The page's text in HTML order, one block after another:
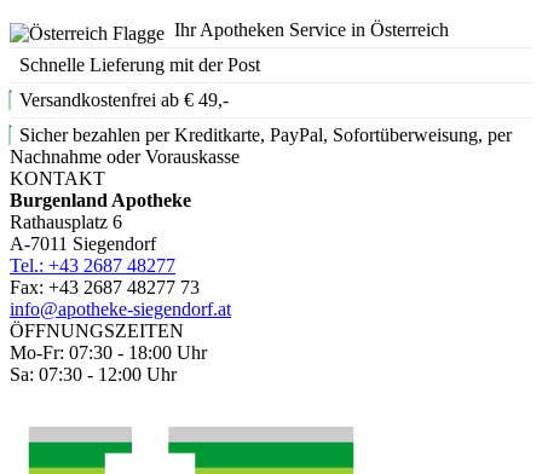
Ihr Apotheken Service in Österreich
Schnelle Lieferung mit der Post
Versandkostenfrei ab € 49,-
Sicher bezahlen per Kreditkarte, PayPal, Sofortüberweisung, per
Nachnahme oder Vorauskasse
KONTAKT
Burgenland Apotheke
Rathausplatz 6
A-7011 Siegendorf
Tel.: +43 2687 48277
Fax: +43 2687 48277 73
info@apotheke-siegendorf.at
ÖFFNUNGSZEITEN
Mo-Fr: 07:30 - 18:00 Uhr
Sa: 07:30 - 12:00 Uhr